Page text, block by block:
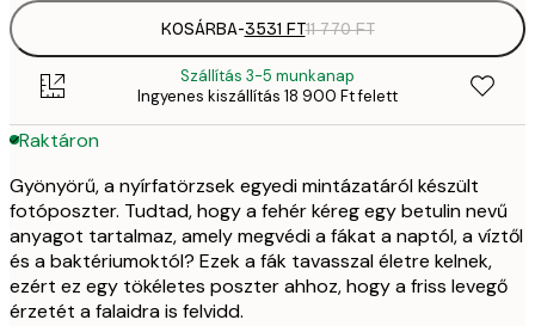
KOSÁRBA-3531 FT11 770 FT
Szállítás 3-5 munkanap
Ingyenes kiszállítás 18 900 Ft felett
Raktáron
Gyönyörű, a nyírfatörzsek egyedi mintázatáról készült
fotóposzter. Tudtad, hogy a fehér kéreg egy betulin nevű
anyagot tartalmaz, amely megvédi a fákat a naptól, a víztől
és a baktériumoktól? Ezek a fák tavasszal életre kelnek,
ezért ez egy tökéletes poszter ahhoz, hogy a friss levegő
érzetét a falaidra is felvidd.